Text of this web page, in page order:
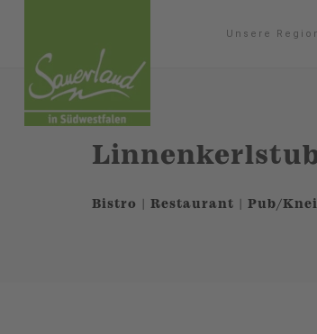
Unsere
Bistro | Restaurant | Pub/